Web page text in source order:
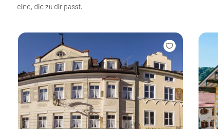
eine, die zu dir passt.